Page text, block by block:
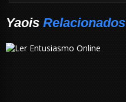
Yaois Relacionados